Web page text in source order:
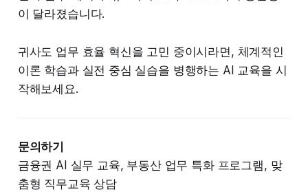
이 달라졌습니다.
귀사도 업무 효율 혁신을 고민 중이시라면, 체계적인
이론 학습과 실전 중심 실습을 병행하는 AI 교육을 시
작해보세요.
문의하기
금융권 AI 실무 교육, 부동산 업무 특화 프로그램, 맞
춤형 직무교육 상담